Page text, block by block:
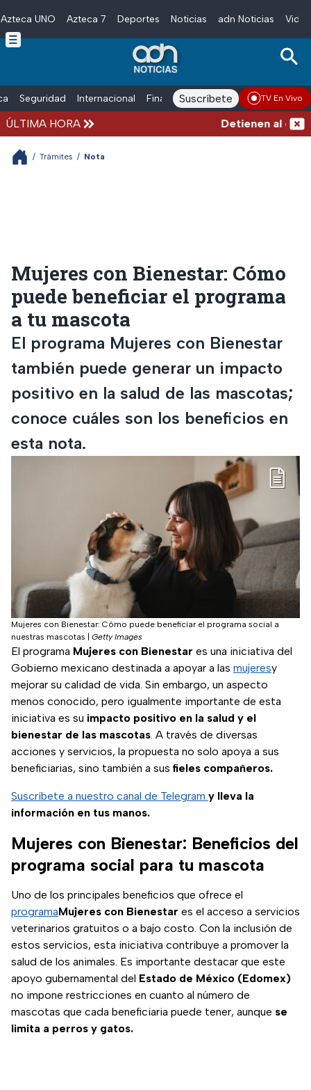
Skip to main content
Azteca UNO Azteca 7 Deportes Noticias adn Noticias
Seguridad Internacional Finanzas adn Noticias Radio
Suscríbete TV En Vivo
ÚLTIMA HORA Detienen al
/ Trámites / Nota
Mujeres con Bienestar: Cómo
puede beneficiar el programa
a tu mascota
El programa Mujeres con Bienestar
también puede generar un impacto
positivo en la salud de las mascotas;
conoce cuáles son los beneficios en
esta nota.
Mujeres con Bienestar: Cómo puede beneficiar el programa social a
nuestras mascotas
Getty Images
El programa Mujeres con Bienestar es una iniciativa del
Gobierno mexicano destinada a apoyar a las mujeresy
mejorar su calidad de vida. Sin embargo, un aspecto
menos conocido, pero igualmente importante de esta
iniciativa es su impacto positivo en la salud y el
bienestar de las mascotas. A través de diversas
acciones y servicios, la propuesta no solo apoya a sus
beneficiarias, sino también a sus fieles compañeros.
Suscríbete a nuestro canal de Telegram y lleva la
información en tus manos.
Mujeres con Bienestar: Beneficios del
programa social para tu mascota
Uno de los principales beneficios que ofrece el
programaMujeres con Bienestar es el acceso a servicios
veterinarios gratuitos o a bajo costo. Con la inclusión de
estos servicios, esta iniciativa contribuye a promover la
salud de los animales. Es importante destacar que este
apoyo gubernamental del Estado de México (Edomex)
no impone restricciones en cuanto al número de
mascotas que cada beneficiaria puede tener, aunque se
limita a perros y gatos.